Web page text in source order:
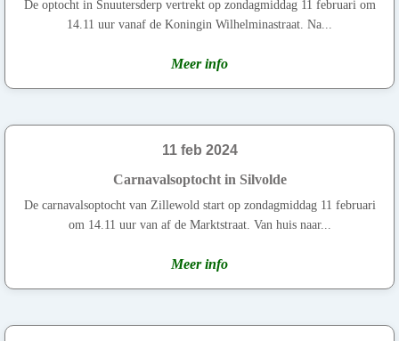
De optocht in Snuutersderp vertrekt op zondagmiddag 11 februari om
14.11 uur vanaf de Koningin Wilhelminastraat. Na...
Meer info
11 feb 2024
Carnavalsoptocht in Silvolde
De carnavalsoptocht van Zillewold start op zondagmiddag 11 februari
om 14.11 uur van af de Marktstraat. Van huis naar...
Meer info